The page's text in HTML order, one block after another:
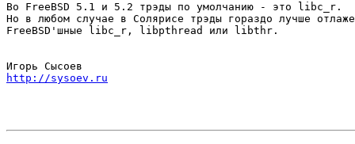
Во FreeBSD 5.1 и 5.2 трэды по умолчанию - это libc_r.
Но в любом случае в Солярисе трэды гораздо лучше
FreeBSD'шные libc_r, libpthread или libthr.
http://sysoev.ru